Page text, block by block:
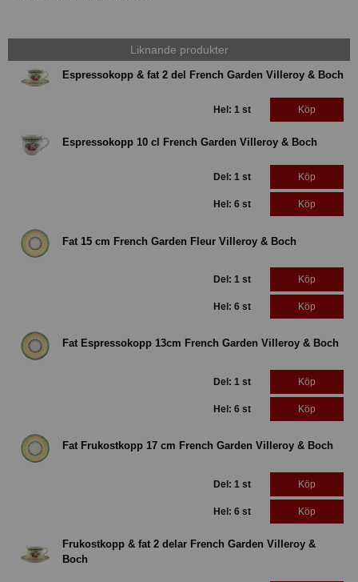
Liknande produkter
Espressokopp & fat 2 del French Garden Villeroy & Boch
Hel: 1 st Köp
Espressokopp 10 cl French Garden Villeroy & Boch
Del: 1 st Köp
Hel: 6 st Köp
Fat 15 cm French Garden Fleur Villeroy & Boch
Del: 1 st Köp
Hel: 6 st Köp
Fat Espressokopp 13cm French Garden Villeroy & Boch
Del: 1 st Köp
Hel: 6 st Köp
Fat Frukostkopp 17 cm French Garden Villeroy & Boch
Del: 1 st Köp
Hel: 6 st Köp
Frukostkopp & fat 2 delar French Garden Villeroy &
Boch